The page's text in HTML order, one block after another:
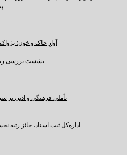
آوازِ خاک و خون؛ پژواک همدلی شاعران ۱۲ کشور
نشست بررسی
تأملی فرهنگی و ادبی بر
اداره‌کل ثبت اسناد، حائز